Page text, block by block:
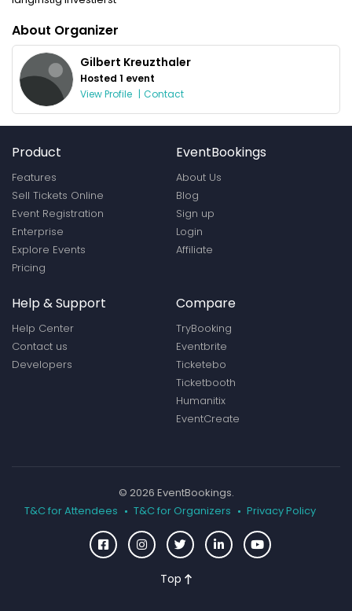
About Organizer
Gilbert Kreuzthaler
Hosted 1 event
View Profile | Contact
Product
Features
Sell Tickets Online
Event Registration
Enterprise
Explore Events
Pricing
EventBookings
About Us
Blog
Sign up
Login
Affiliate
Help & Support
Help Center
Contact us
Developers
Compare
TryBooking
Eventbrite
Ticketebo
Ticketbooth
Humanitix
EventCreate
© 2026 EventBookings.
T&C for Attendees
T&C for Organizers Privacy Policy
Top